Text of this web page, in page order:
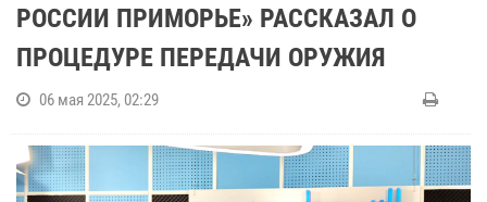
РОССИИ ПРИМОРЬЕ» РАССКАЗАЛ О
ПРОЦЕДУРЕ ПЕРЕДАЧИ ОРУЖИЯ
06 мая 2025, 02:29